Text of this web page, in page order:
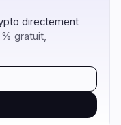
Exploits
Alertes 0
Confidentialité 0
directement
% gratuit,